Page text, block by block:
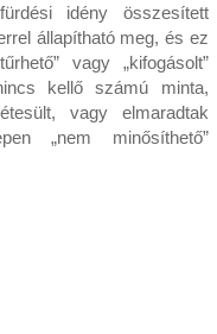
idény összesített
állapítható meg, és ez
vagy „kifogásolt”
kellő számú minta,
vagy elmaradtak
„nem minősíthető”